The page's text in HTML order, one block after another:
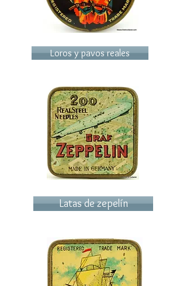
Loros y pavos reales
Latas de zepelín